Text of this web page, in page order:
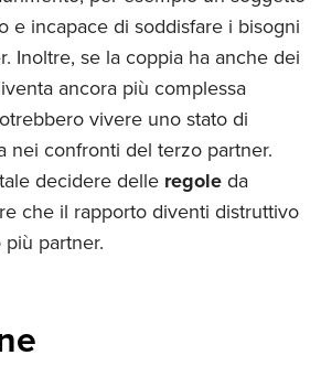
e incapace di soddisfare i bisogni
Inoltre, se la coppia ha anche dei
ancora più complessa
vivere uno stato di
nei confronti del terzo partner.
decidere delle regole da
che il rapporto diventi distruttivo
partner.